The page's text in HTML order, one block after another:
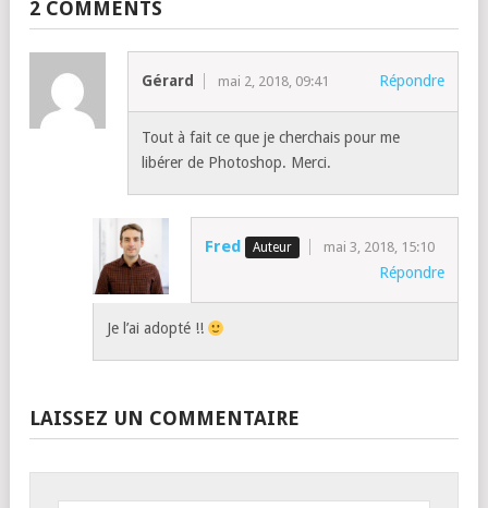
2 COMMENTS
Gérard mai 2, 2018, 09:41 Répondre
Tout à fait ce que je cherchais pour me
libérer de Photoshop. Merci.
Fred mai 3, 2018, 15:10
Répondre
Je l’ai adopté !!
LAISSEZ UN COMMENTAIRE